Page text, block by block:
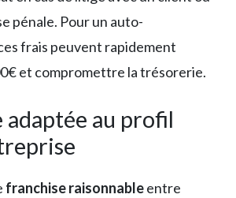
pénale. Pour un auto-
frais peuvent rapidement
et compromettre la trésorerie.
adaptée au profil
franchise raisonnableentre